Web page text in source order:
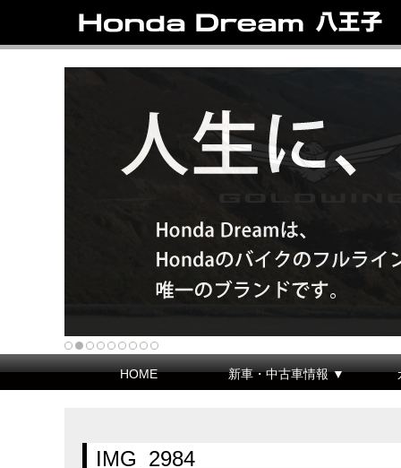
HOME 新車・中古車情報 ▼
IMG_2984